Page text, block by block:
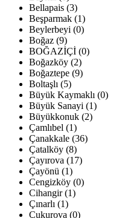
Bellapais (3)
Beşparmak (1)
Beylerbeyi (0)
Boğaz (9)
BOĞAZİÇİ (0)
Boğazköy (2)
Boğaztepe (9)
Boltaşlı (5)
Büyük Kaymaklı (0)
Büyük Sanayi (1)
Büyükkonuk (2)
Çamlıbel (1)
Çanakkale (36)
Çatalköy (8)
Çayırova (17)
Çayönü (1)
Cengizköy (0)
Cihangir (1)
Çınarlı (1)
Çukurova (0)